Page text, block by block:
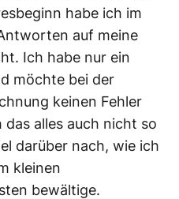
habe ich im
auf meine
Ich habe nur ein
möchte bei der
keinen Fehler
alles auch nicht so
darüber nach, wie ich
kleinen
bewältige.